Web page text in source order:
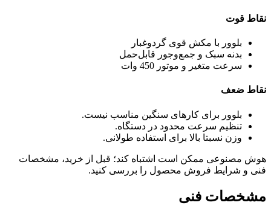
نقاط قوت
بلوور با مکش قوی گردوغبار
بدنه سبک و جمع‌وجور قابل‌حمل
سرعت متغیر و موتور 450 وات
نقاط ضعف
بلوور برای کارهای سنگین مناسب نیست.
تنظیم سرعت محدود در دستگاه.
وزن نسبتا بالا برای استفاده طولانی.
هوش مصنوعی ممکن است اشتباه کند؛ قبل از خرید، مشخصات
فنی و شرایط فروش محصول را بررسی کنید.
مشخصات فنی